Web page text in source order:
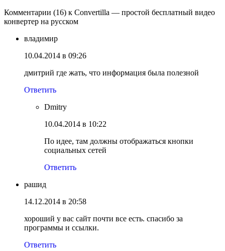
Комментарии (16) к Convertilla — простой бесплатный видео
конвертер на русском
владимир
10.04.2014 в 09:26
дмитрий где жать, что информация была полезной
Ответить
Dmitry
10.04.2014 в 10:22
По идее, там должны отображаться кнопки
социальных сетей
Ответить
рашид
14.12.2014 в 20:58
хороший у вас сайт почти все есть. спасибо за
программы и ссылки.
Ответить